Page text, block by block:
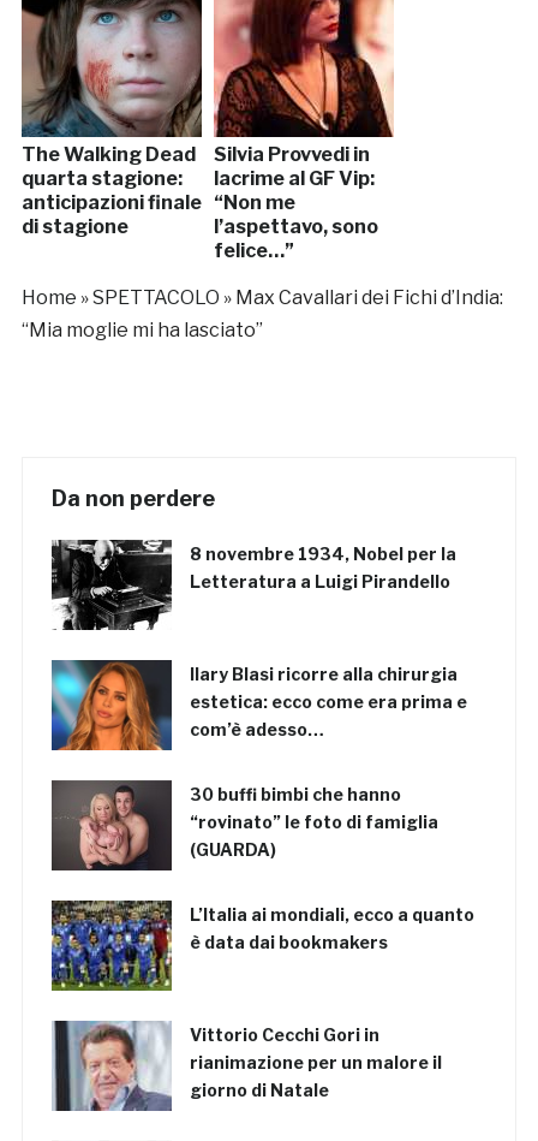
The Walking Dead
quarta stagione:
anticipazioni finale
di stagione
Silvia Provvedi in
lacrime al GF Vip:
“Non me
l’aspettavo, sono
felice…”
Home »SPETTACOLO » Max Cavallari dei Fichi d’India:
“Mia moglie mi ha lasciato”
Da non perdere
8 novembre 1934, Nobel per la
Letteratura a Luigi Pirandello
Ilary Blasi ricorre alla chirurgia
estetica: ecco come era prima e
com’è adesso…
30 buffi bimbi che hanno
“rovinato” le foto di famiglia
(GUARDA)
L’Italia ai mondiali, ecco a quanto
è data dai bookmakers
Vittorio Cecchi Gori in
rianimazione per un malore il
giorno di Natale